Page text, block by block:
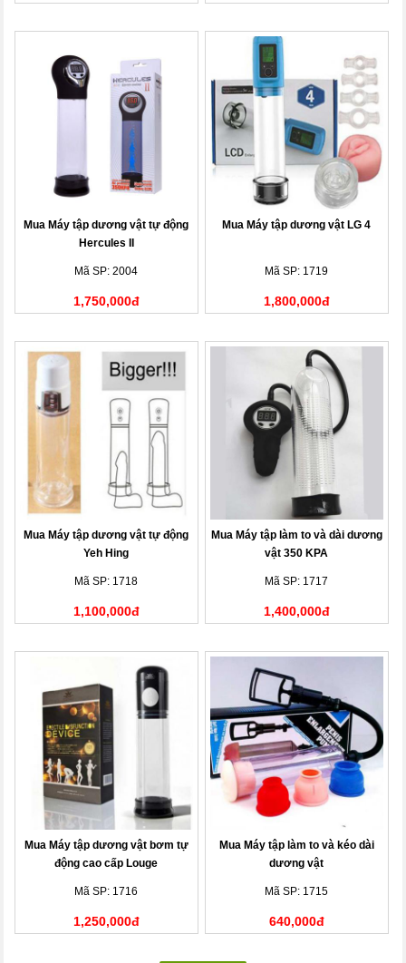
Mua Máy tập dương vật tự động
Hercules II
Mã SP: 2004
1,750,000đ
Mua Máy tập dương vật LG 4
Mã SP: 1719
1,800,000đ
Mua Máy tập dương vật tự động
Yeh Hing
Mã SP: 1718
1,100,000đ
Mua Máy tập làm to và dài dương
vật 350 KPA
Mã SP: 1717
1,400,000đ
Mua Máy tập dương vật bơm tự
động cao cấp Louge
Mã SP: 1716
1,250,000đ
Mua Máy tập làm to và kéo dài
dương vật
Mã SP: 1715
640,000đ